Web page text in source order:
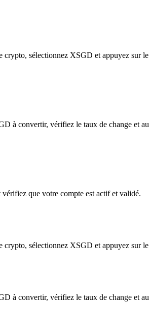
crypto, sélectionnez XSGD et appuyez sur
à convertir, vérifiez le taux de change et
que votre compte est actif et validé.
crypto, sélectionnez XSGD et appuyez sur
à convertir, vérifiez le taux de change et